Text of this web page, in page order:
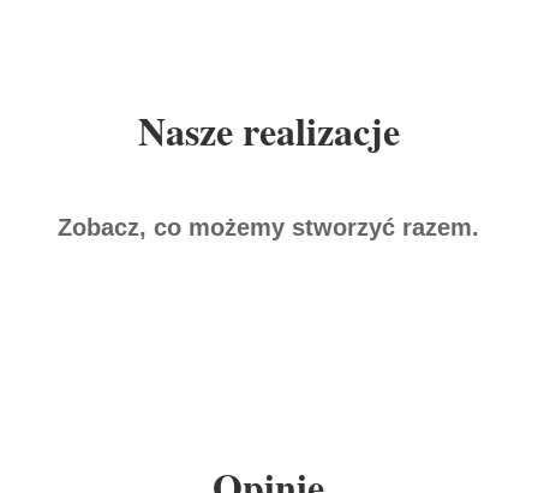
Nasze realizacje
Zobacz, co możemy stworzyć razem.